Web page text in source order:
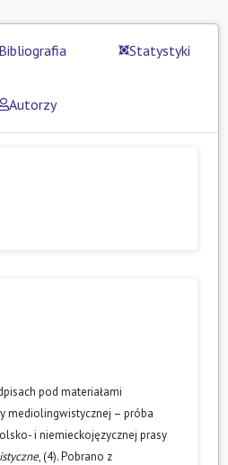
Statystyki
Autorzy
pod materiałami
mediolingwistycznej – próba
i niemieckojęzycznej prasy
, (4). Pobrano z